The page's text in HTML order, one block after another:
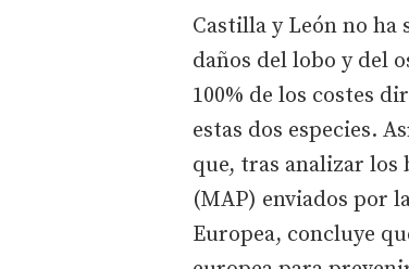
Castilla y León no
daños del lobo y del
100% de los costes
estas dos especies.
que, tras analizar
(MAP) enviados por
Europea, concluye